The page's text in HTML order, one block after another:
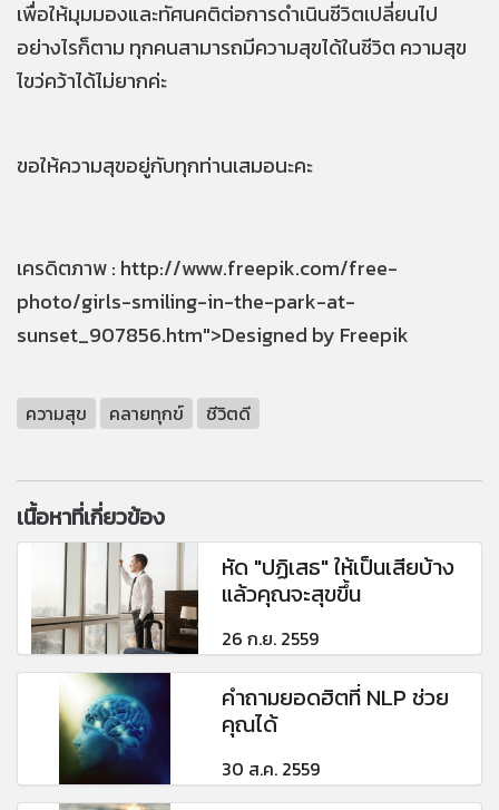
เพื่อให้มุมมองและทัศนคติต่อการดำเนินชีวิตเปลี่ยนไป
อย่างไรก็ตาม ทุกคนสามารถมีความสุขได้ในชีวิต ความสุข
ไขว่คว้าได้ไม่ยากค่ะ
ขอให้ความสุขอยู่กับทุกท่านเสมอนะคะ
เครดิตภาพ : http://www.freepik.com/free-
photo/girls-smiling-in-the-park-at-
sunset_907856.htm">Designed by Freepik
ความสุข คลายทุกข์ ชีวิตดี
เนื้อหาที่เกี่ยวข้อง
หัด "ปฏิเสธ" ให้เป็นเสียบ้าง
แล้วคุณจะสุขขึ้น
26 ก.ย. 2559
คำถามยอดฮิตที่ NLP ช่วย
คุณได้
30 ส.ค. 2559